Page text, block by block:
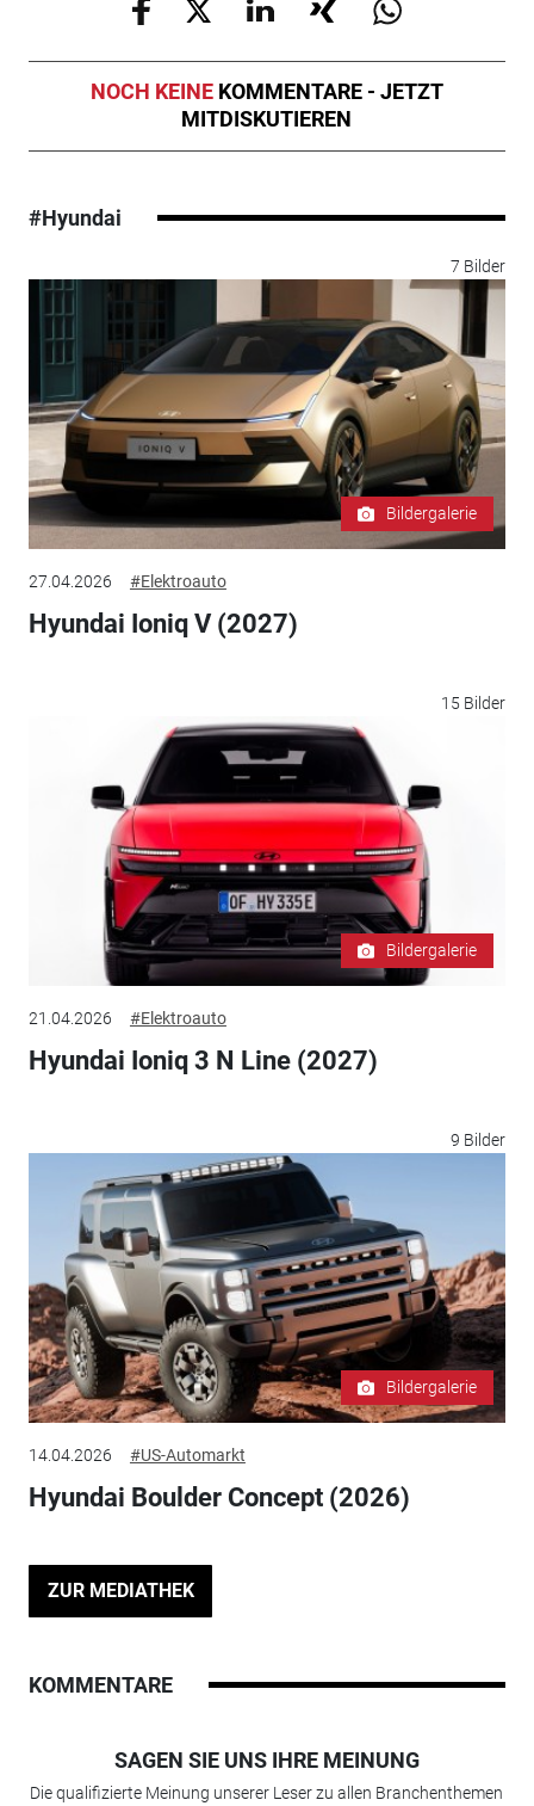
NOCH KEINE KOMMENTARE - JETZT
MITDISKUTIEREN
#Hyundai
7 Bilder
Bildergalerie
27.04.2026 #Elektroauto
Hyundai Ioniq V (2027)
15 Bilder
Bildergalerie
21.04.2026 #Elektroauto
Hyundai Ioniq 3 N Line (2027)
9 Bilder
Bildergalerie
14.04.2026 #US-Automarkt
Hyundai Boulder Concept (2026)
ZUR MEDIATHEK
KOMMENTARE
SAGEN SIE UNS IHRE MEINUNG
Die qualifizierte Meinung unserer Leser zu allen Branchenthemen